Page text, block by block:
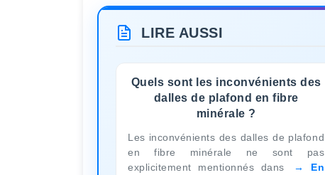
LIRE AUSSI
Quels sont les inconvénients des
dalles de plafond en fibre
minérale ?
Les inconvénients des dalles de plafond
en fibre minérale ne sont pas
explicitement mentionnés dans
En